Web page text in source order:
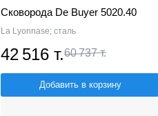
Сковорода De Buyer 5020.40
La Lyonnase; сталь
42 516 т.60 737 т.
Добавить в корзину